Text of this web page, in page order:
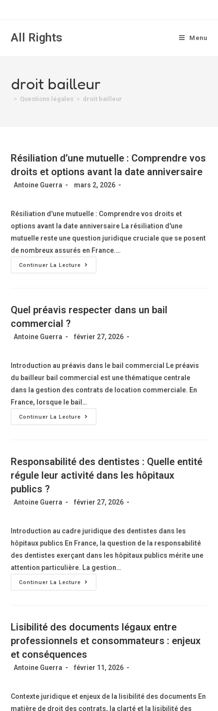
All Rights Menu
droit bailleur
> Questions légales > droit bailleur
Résiliation d’une mutuelle : Comprendre vos
droits et options avant la date anniversaire
Antoine Guerra mars 2, 2026
Résiliation d'une mutuelle : Comprendre vos droits et
options avant la date anniversaire La résiliation d'une
mutuelle reste une question juridique cruciale que se posent
de nombreux assurés en France.…
Continuer La Lecture
Quel préavis respecter dans un bail
commercial ?
Antoine Guerra février 27, 2026
Introduction au préavis dans le bail commercial Le préavis
du bailleur bail commercial est une thématique centrale
dans la gestion des contrats de location commerciale. En
France, lorsque le bail…
Continuer La Lecture
Responsabilité des dentistes : Quelle entité
régule leur activité dans les hôpitaux
publics ?
Antoine Guerra février 27, 2026
Introduction au cadre juridique des dentistes dans les
hôpitaux publics En France, la question de la responsabilité
des dentistes exerçant dans les hôpitaux publics mérite une
attention particulière. La gestion…
Continuer La Lecture
Lisibilité des documents légaux entre
professionnels et consommateurs : enjeux
et conséquences
Antoine Guerra février 11, 2026
Contexte juridique et enjeux de la lisibilité des documents En
matière de droit des contrats, la clarté et la lisibilité des